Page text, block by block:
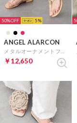
50% 5
ANGEL ALARCON
￥12,650